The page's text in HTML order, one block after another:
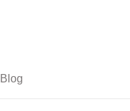
Blog